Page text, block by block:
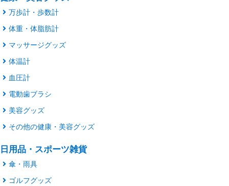
万歩計・歩数計
体重・体脂肪計
マッサージグッズ
体温計
血圧計
電動歯ブラシ
美容グッズ
その他の健康・美容グッズ
日用品・スポーツ雑貨
傘・雨具
ゴルフグッズ